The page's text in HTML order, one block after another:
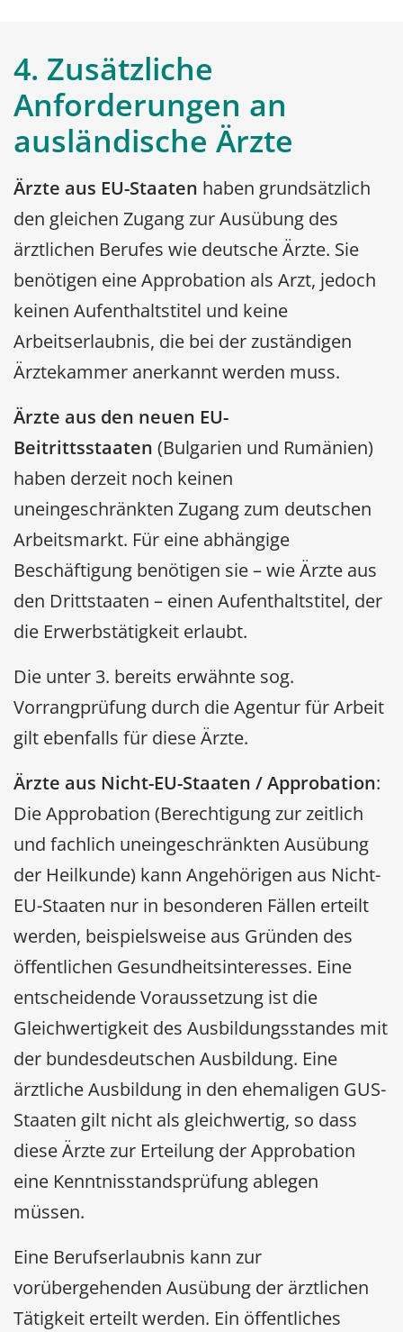
4. Zusätzliche
Anforderungen an
ausländische Ärzte
Ärzte aus EU-Staaten haben grundsätzlich
den gleichen Zugang zur Ausübung des
ärztlichen Berufes wie deutsche Ärzte. Sie
benötigen eine Approbation als Arzt, jedoch
keinen Aufenthaltstitel und keine
Arbeitserlaubnis, die bei der zuständigen
Ärztekammer anerkannt werden muss.
Ärzte aus den neuen EU-
Beitrittsstaaten (Bulgarien und Rumänien)
haben derzeit noch keinen
uneingeschränkten Zugang zum deutschen
Arbeitsmarkt. Für eine abhängige
Beschäftigung benötigen sie – wie Ärzte aus
den Drittstaaten – einen Aufenthaltstitel, der
die Erwerbstätigkeit erlaubt.
Die unter 3. bereits erwähnte sog.
Vorrangprüfung durch die Agentur für Arbeit
gilt ebenfalls für diese Ärzte.
Ärzte aus Nicht-EU-Staaten / Approbation:
Die Approbation (Berechtigung zur zeitlich
und fachlich uneingeschränkten Ausübung
der Heilkunde) kann Angehörigen aus Nicht-
EU-Staaten nur in besonderen Fällen erteilt
werden, beispielsweise aus Gründen des
öffentlichen Gesundheitsinteresses. Eine
entscheidende Voraussetzung ist die
Gleichwertigkeit des Ausbildungsstandes mit
der bundesdeutschen Ausbildung. Eine
ärztliche Ausbildung in den ehemaligen GUS-
Staaten gilt nicht als gleichwertig, so dass
diese Ärzte zur Erteilung der Approbation
eine Kenntnisstandsprüfung ablegen
müssen.
Eine Berufserlaubnis kann zur
vorübergehenden Ausübung der ärztlichen
Tätigkeit erteilt werden. Ein öffentliches